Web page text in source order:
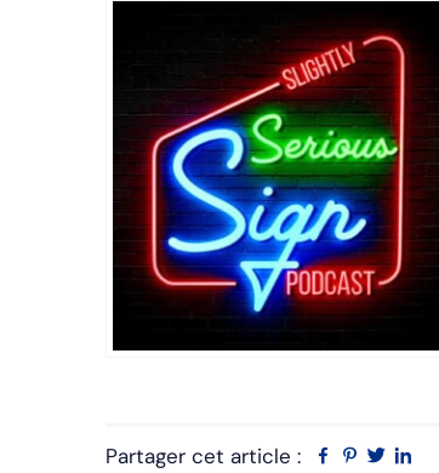
Partager cet article : Facebook
Pinterest
Twitter